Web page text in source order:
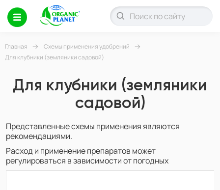
Главная
Схемы применения удобрений
Для клубники (земляники садовой)
Для клубники (земляники
садовой)
Представленные схемы применения являются
рекомендациями.
Расход и применение препаратов может
регулироваться в зависимости от погодных